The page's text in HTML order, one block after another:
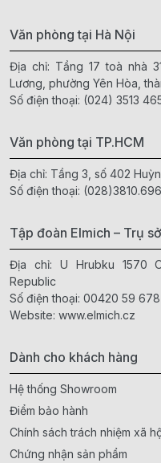
Văn phòng tại Hà Nội
Địa chỉ: Tầng 17 toà nhà
Lương, phường Yên Hòa,
Số điện thoại: (024) 3513
Văn phòng tại TP.HCM
Địa chỉ: Tầng 3, số 402
Số điện thoại:
Tập đoàn Elmich – Trụ
Địa chỉ: U Hrubku 1570
Republic
Số điện thoại: 00420 59
Website: www.elmich.cz
Dành cho khách hàng
Hệ thống Showroom
Điểm bảo hành
Chính sách trách nhiệm xã
Chứng nhận sản phẩm